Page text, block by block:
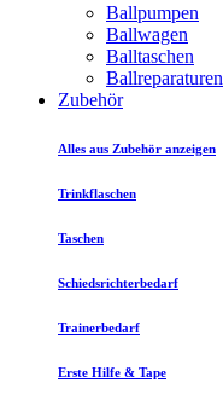
Ballpumpen
Ballwagen
Balltaschen
Ballreparaturen
Zubehör
Alles aus Zubehör anzeigen
Trinkflaschen
Taschen
Schiedsrichterbedarf
Trainerbedarf
Erste Hilfe & Tape